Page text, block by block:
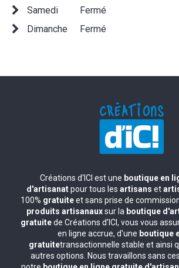
Samedi
Fermé
Dimanche
Fermé
Créations d'ICI est une boutique en
d'artisanatpour tous les artisans et
100% gratuiteet sans prise de
produits artisanauxsur la boutique
gratuitede Créations d’ICI, vous vous
en ligne accrue, d'une boutique
gratuitetransactionnelle stable et ainsi
autres options. Nous travaillons sans